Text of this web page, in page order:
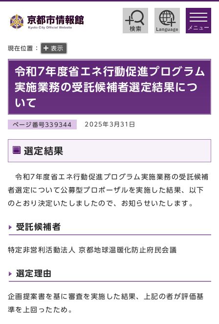
toggle
メニュー
現在位置： 表示
令和7年度省エネ行動促進プログラム
実施業務の受託候補者選定結果につ
いて
ページ番号339344 2025年3月31日
選定結果
令和7年度省エネ行動促進プログラム実施業務の受託候補
者選定について公募型プロポーザルを実施した結果、以下
のとおり決定いたしましたので、お知らせいたします。
受託候補者
特定非営利活動法人 京都地球温暖化防止府民会議
選定理由
企画提案書を基に審査を実施した結果、上記の者が評価基
準を上回ったため。